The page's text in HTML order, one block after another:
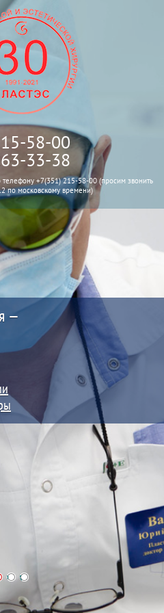
—
2 3
58-00
33-38
телефону +7(351) 215-58-00 (просим звонить
по московскому времени)